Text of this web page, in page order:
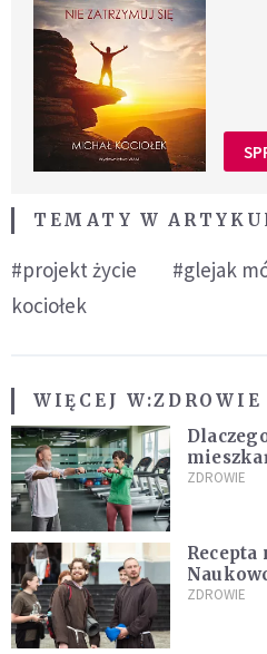
TEMATY W
#projekt życie #glejak
kociołek
WIĘCEJ W:ZDROWIE
ZDROWIE
Recepta
ZDROWIE